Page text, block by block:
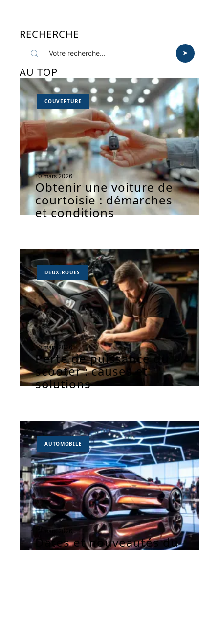
RECHERCHE
AU TOP
COUVERTURE
10 mars 2026
Obtenir une voiture de
courtoisie : démarches
et conditions
DEUX-ROUES
10 mars 2026
Perte de puissance du
scooter : causes et
solutions
AUTOMOBILE
10 mars 2026
Dates et nouveautés du
Salon de l’auto 2024